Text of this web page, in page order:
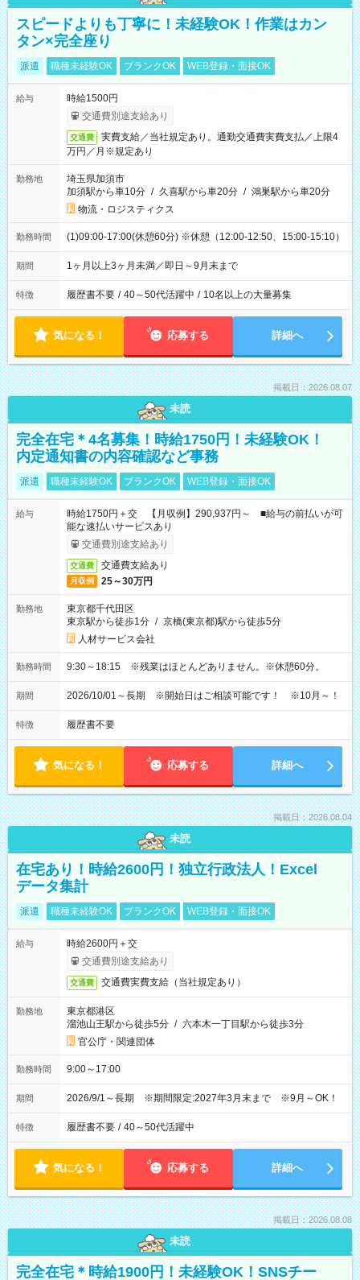
スピードよりも丁寧に！未経験OK！作業はカン
タン×完全座り
派遣 職種未経験OK ブランクOK WEB登録・面接OK
給与
時給1500円
交通費別途支給あり
交通費
実費支給／当社規定あり。通勤交通費実費支払／上限4
万円／月※規定あり
勤務地
埼玉県加須市
加須駅から車10分 / 久喜駅から車20分 / 鴻巣駅から車20分
物流・ロジスティクス
勤務時間 (1)09:00-17:00(休憩60分) ※休憩（12:00-12:50、15:00-15:10）
期間 1ヶ月以上3ヶ月未満／即日～9月末まで
特徴 履歴書不要 / 40～50代活躍中 / 10名以上の大量募集
気になる！ 応募する 詳細へ
掲載日：2026.08.07
未読
完全在宅＊4名募集！時給1750円！未経験OK！
内定通知書の内容確認など事務
派遣 職種未経験OK ブランクOK WEB登録・面接OK
給与
時給1750円＋交 【月収例】290,937円～ ■給与の前払いが可
能な速払いサービスあり
交通費別途支給あり
交通費 交通費支給あり
月収例 25～30万円
勤務地
東京都千代田区
東京駅から徒歩1分 / 京橋(東京都)駅から徒歩5分
人材サービス会社
勤務時間 9:30～18:15 ※残業はほとんどありません。※休憩60分。
期間 2026/10/01～長期 ※開始日はご相談可能です！ ※10月～！
特徴 履歴書不要
気になる！ 応募する 詳細へ
掲載日：2026.08.04
未読
在宅あり！時給2600円！独立行政法人！Excel
データ集計
派遣 職種未経験OK ブランクOK WEB登録・面接OK
給与
時給2600円＋交
交通費別途支給あり
交通費 交通費実費支給（当社規定あり）
勤務地
東京都港区
溜池山王駅から徒歩5分 / 六本木一丁目駅から徒歩3分
官公庁・関連団体
勤務時間 9:00～17:00
期間 2026/9/1～長期 ※期間限定:2027年3月末まで ※9月～OK！
特徴 履歴書不要 / 40～50代活躍中
気になる！ 応募する 詳細へ
掲載日：2026.08.08
未読
完全在宅＊時給1900円！未経験OK！SNSチー